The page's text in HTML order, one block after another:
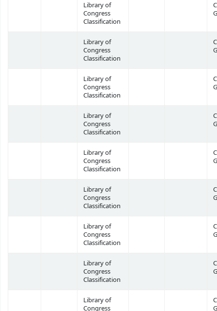
Library of
Congress
Classification
Library of
Congress
Classification
Library of
Congress
Classification
Library of
Congress
Classification
Library of
Congress
Classification
Library of
Congress
Classification
Library of
Congress
Classification
Library of
Congress
Classification
Library of
Congress